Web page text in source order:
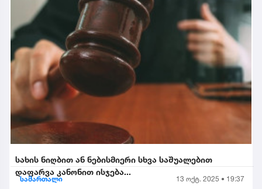
სახის ნიღბით ან ნებისმიერი სხვა საშუალებით
დაფარვა კანონით ისჯება...
სამართალი 13 ოქტ. 2025 • 19:37